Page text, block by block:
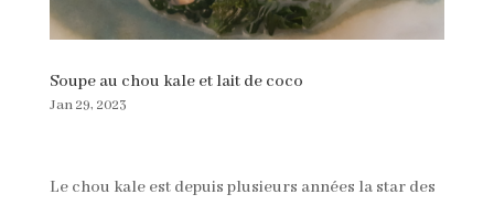
Soupe au chou kale et lait de coco
Jan 29, 2023
Le chou kale est depuis plusieurs années la star des